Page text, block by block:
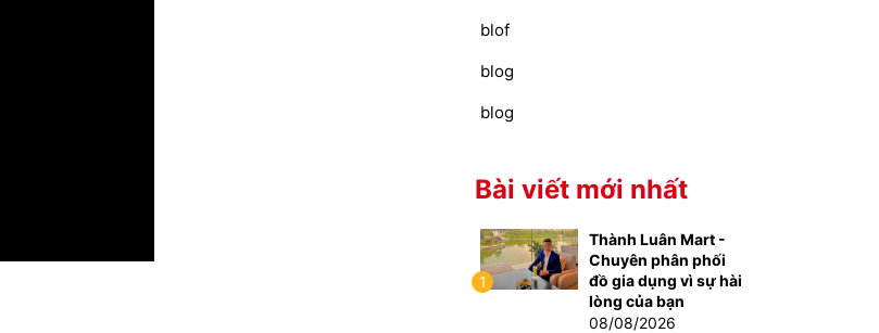
blof
blog
blog
Bài viết mới nhất
1
Thành Luân Mart -
Chuyên phân phối
đồ gia dụng vì sự hài
lòng của bạn
08/08/2026